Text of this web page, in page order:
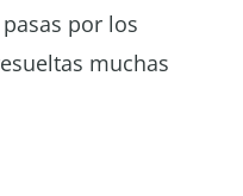
por los
muchas